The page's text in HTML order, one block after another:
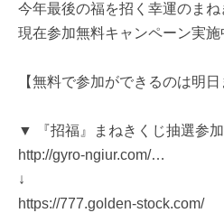
今年最後の福を招く幸運のまね
現在参加無料キャンペーン実施
【無料で参加ができるのは明日
▼ 『招福』まねきくじ抽選参
http://gyro-ngiur.com/…
↓
https://777.golden-stock.com/